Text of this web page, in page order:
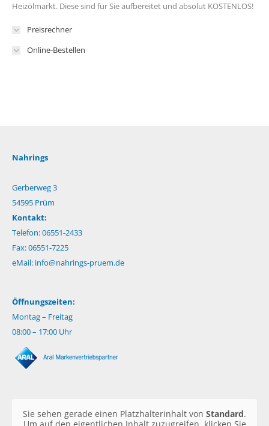
Heizölmarkt. Diese sind für Sie aufbereitet und absolut KOSTENLOS!
Preisrechner
Online-Bestellen
Nahrings
Gerberweg 3
54595 Prüm
Kontakt:
Telefon: 06551-2433
Fax: 06551-7225
eMail: info@nahrings-pruem.de
Öffnungszeiten:
Montag – Freitag
08:00 – 17:00 Uhr
Sie sehen gerade einen Platzhalterinhalt von Standard.